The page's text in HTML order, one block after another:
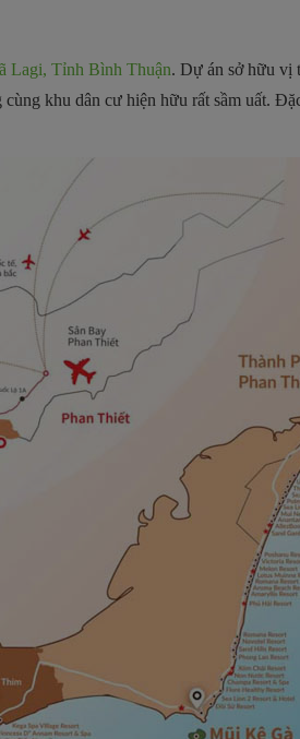
Lagi, Tỉnh Bình Thuận. Dự án sở hữu vị
khu dân cư hiện hữu rất sầm uất.